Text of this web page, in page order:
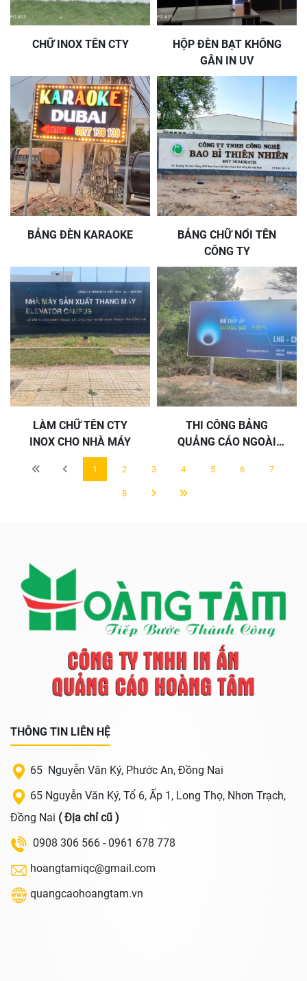
CHỮ INOX TÊN CTY
HỘP ĐÈN BẠT KHÔNG
GÂN IN UV
BẢNG ĐÈN KARAOKE
BẢNG CHỮ NỔI TÊN
CÔNG TY
LÀM CHỮ TÊN CTY
INOX CHO NHÀ MÁY
THI CÔNG BẢNG
QUẢNG CÁO NGOÀI
1 2 3 4 5 6 7
8
THÔNG TIN LIÊN HỆ
65 Nguyễn Văn Ký, Phước An, Đồng Nai
65 Nguyễn Văn Ký, Tổ 6, Ấp 1, Long Thọ, Nhơn Trạch,
Đồng Nai ( Địa chỉ cũ )
0908 306 566 - 0961 678 778
hoangtamiqc@gmail.com
quangcaohoangtam.vn